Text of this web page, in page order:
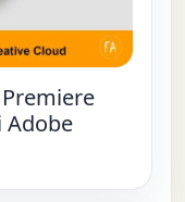
Adobe